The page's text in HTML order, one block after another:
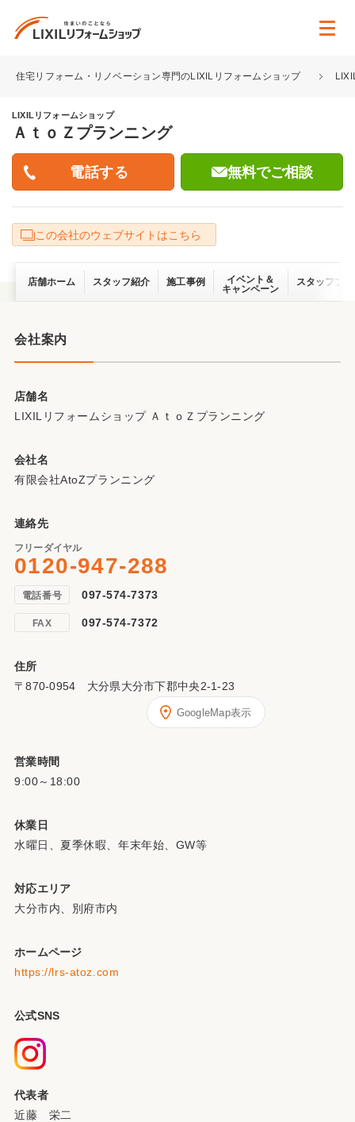
住宅リフォーム・リノベーション専門のLIXILリフォームショップ
LIXILリフォームショップ
ＡｔｏＺプランニング
無料でご相談
この会社のウェブサイトはこちら
店舗ホーム スタッフ紹介 施工事例
イベント＆
キャンペーン
スタッフブ
会社案内
店舗名
LIXILリフォームショップ ＡｔｏＺプランニング
会社名
有限会社AtoZプランニング
連絡先
フリーダイヤル
0120-947-288
電話番号 097-574-7373
FAX 097-574-7372
住所
〒870-0954 大分県大分市下郡中央2-1-23
GoogleMap表示
営業時間
9:00～18:00
休業日
水曜日、夏季休暇、年末年始、GW等
対応エリア
大分市内、別府市内
ホームページ
https://lrs-atoz.com
公式SNS
代表者
近藤 栄二